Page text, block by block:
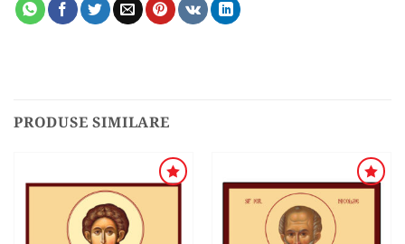
PRODUSE SIMILARE
WISHLIST
ADAUGA
WISHLIST